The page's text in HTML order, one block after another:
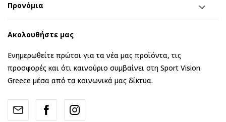
Προνόμια
Ακολουθήστε μας
Ενημερωθείτε πρώτοι για τα νέα μας προϊόντα, τις
προσφορές και ότι καινούριο συμβαίνει στη Sport Vision
Greece μέσα από τα κοινωνικά μας δίκτυα.